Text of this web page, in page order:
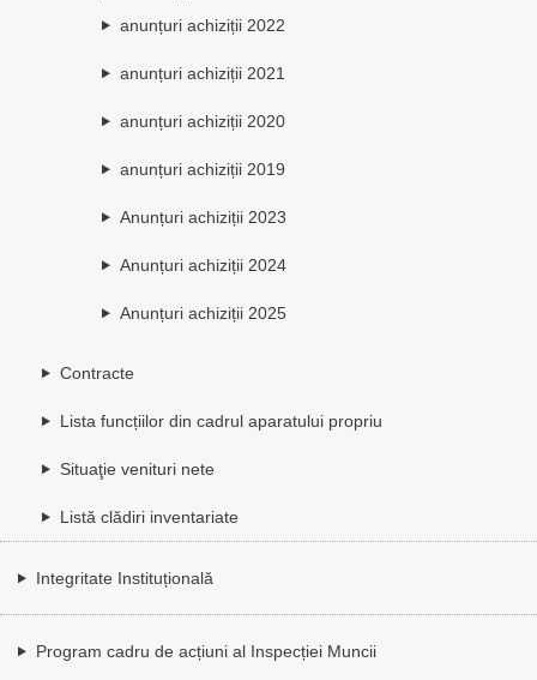
anunțuri achiziții 2022
anunțuri achiziții 2021
anunțuri achiziții 2020
anunțuri achiziții 2019
Anunțuri achiziții 2023
Anunțuri achiziții 2024
Anunțuri achiziții 2025
Contracte
Lista funcțiilor din cadrul aparatului propriu
Situaţie venituri nete
Listă clădiri inventariate
Integritate Instituțională
Program cadru de acțiuni al Inspecției Muncii